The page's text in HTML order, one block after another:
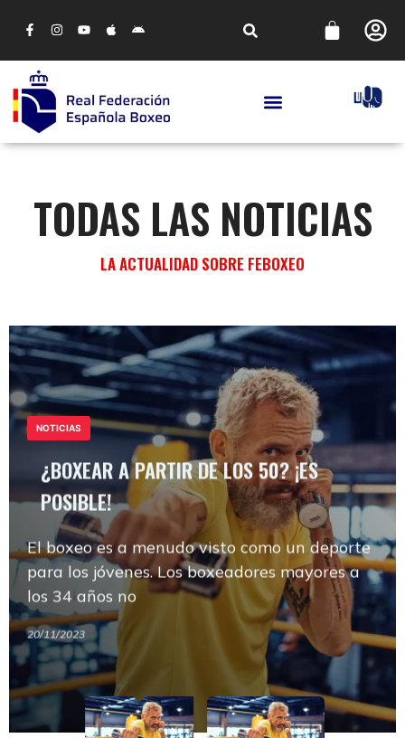
TODAS LAS NOTICIAS
LA ACTUALIDAD SOBRE FEBOXEO
¿BOXEAR A PARTIR DE LOS 50? ¡ES
POSIBLE!
El boxeo es a menudo visto como un deporte
para los jóvenes. Los boxeadores mayores a
los 34 años no
20/11/2023
NOTICIAS
¿BOXEAR A PARTIR DE LOS 50? ¡ES
POSIBLE!
El boxeo es a menudo visto como un deporte
para los jóvenes. Los boxeadores mayores a
los 34 años no
20/11/2023
NOTICIAS
¿BOXEAR A PARTIR DE LOS 50? ¡ES
POSIBLE!
El boxeo es a menudo visto como un deporte
para los jóvenes. Los boxeadores mayores a
los 34 años no
20/11/2023